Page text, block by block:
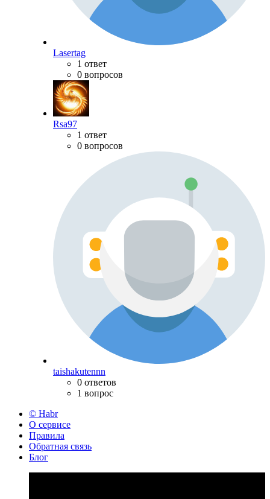
Lasertag
1 ответ
0 вопросов
Rsa97
1 ответ
0 вопросов
taishakutennn
0 ответов
1 вопрос
© Habr
О сервисе
Правила
Обратная связь
Блог